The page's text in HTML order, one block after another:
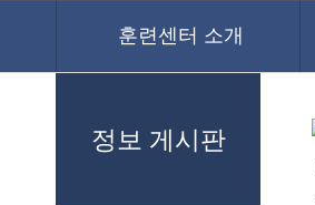
훈련센터 소개
정보 게시판